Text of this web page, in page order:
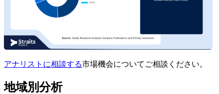
アナリストに相談する市場機会についてご相談ください。
地域別分析